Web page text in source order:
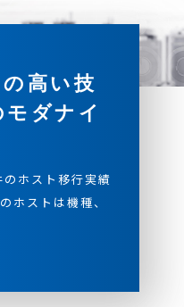
高い技
ダナイ
ホスト移行実績
ホストは機種、